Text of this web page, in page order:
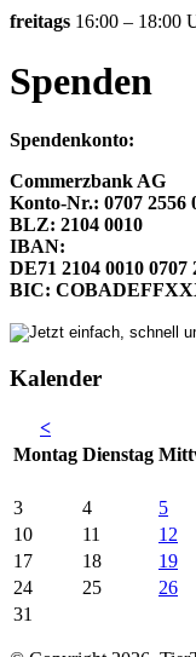
freitags 16:00 – 18:00
Spenden
Spendenkonto:
Commerzbank AG
Konto-Nr.: 0707 2556
BLZ: 2104 0010
IBAN:
DE71 2104 0010 0707
BIC:
Kalender
<
Montag Dienstag Mi
3
4 5
10
11 12
17
18 19
24
25 26
31